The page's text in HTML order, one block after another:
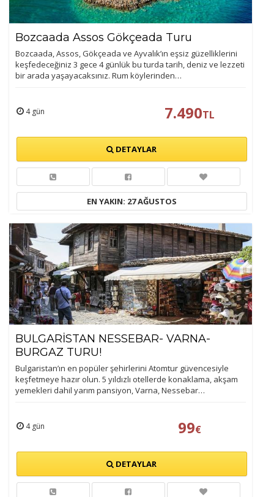
Bozcaada Assos Gökçeada Turu
Bozcaada, Assos, Gökçeada ve Ayvalık’ın eşsiz güzelliklerini
keşfedeceğiniz 3 gece 4 günlük bu turda tarih, deniz ve lezzeti
bir arada yaşayacaksınız. Rum köylerinden…
4 gün 7.490TL
DETAYLAR
EN YAKIN: 27 AĞUSTOS
BULGARİSTAN NESSEBAR- VARNA-
BURGAZ TURU!
Bulgaristan’ın en popüler şehirlerini Atomtur güvencesiyle
keşfetmeye hazır olun. 5 yıldızlı otellerde konaklama, akşam
yemekleri dahil yarım pansiyon, Varna, Nessebar…
4 gün 99€
DETAYLAR